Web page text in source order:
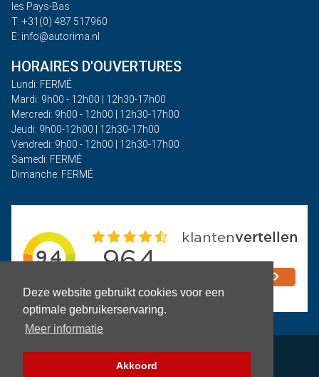
Deze website gebruikt cookies voor een
optimale gebruikerservaring.
Meer informatie
Akkoord
les Pays-Bas
T: +31(0) 487 517960
E: info@autorima.nl
HORAIRES D'OUVERTURES
Lundi: FERMÉ
Mardi: 9h00 - 12h00 | 12h30-17h00
Mercredi: 9h00 - 12h00 | 12h30-17h00
Jeudi: 9h00-12h00 | 12h30-17h00
Vendredi: 9h00 - 12h00 | 12h30-17h00
Samedi: FERMÉ
Dimanche: FERMÉ
Politique de confidentialité